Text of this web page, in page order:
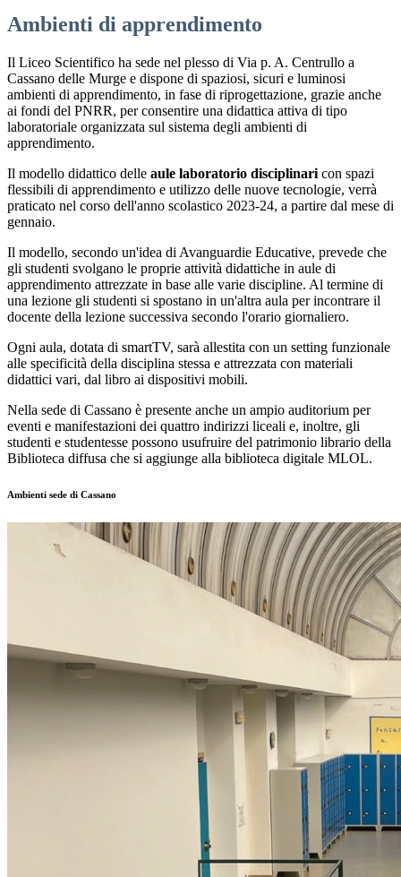
Ambienti di apprendimento
Il Liceo Scientifico ha sede nel plesso di Via p. A. Centrullo a
Cassano delle Murge e dispone di spaziosi, sicuri e luminosi
ambienti di apprendimento, in fase di riprogettazione, grazie anche
ai fondi del PNRR, per consentire una didattica attiva di tipo
laboratoriale organizzata sul sistema degli ambienti di
apprendimento.
Il modello didattico delle aule laboratorio disciplinari con spazi
flessibili di apprendimento e utilizzo delle nuove tecnologie, verrà
praticato nel corso dell'anno scolastico 2023-24, a partire dal mese di
gennaio.
Il modello, secondo un'idea di Avanguardie Educative, prevede che
gli studenti svolgano le proprie attività didattiche in aule di
apprendimento attrezzate in base alle varie discipline. Al termine di
una lezione gli studenti si spostano in un'altra aula per incontrare il
docente della lezione successiva secondo l'orario giornaliero.
Ogni aula, dotata di smartTV, sarà allestita con un setting funzionale
alle specificità della disciplina stessa e attrezzata con materiali
didattici vari, dal libro ai dispositivi mobili.
Nella sede di Cassano è presente anche un ampio auditorium per
eventi e manifestazioni dei quattro indirizzi liceali e, inoltre, gli
studenti e studentesse possono usufruire del patrimonio librario della
Biblioteca diffusa che si aggiunge alla biblioteca digitale MLOL.
Ambienti sede di Cassano